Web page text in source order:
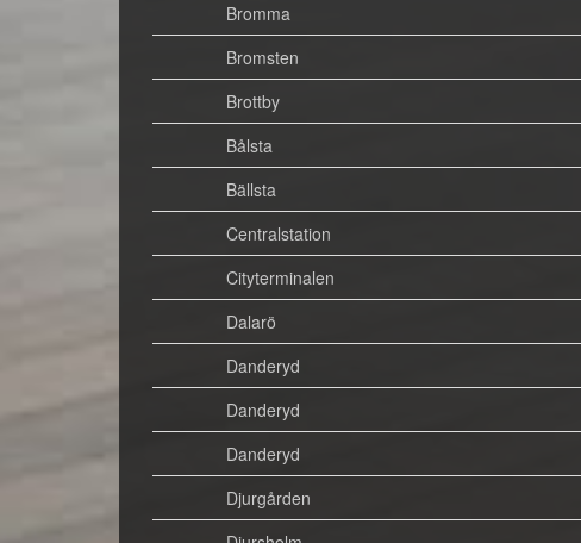
Bromma
Bromsten
Brottby
Bålsta
Bällsta
Centralstation
Cityterminalen
Dalarö
Danderyd
Danderyd
Danderyd
Djurgården